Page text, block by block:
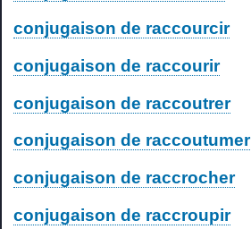
conjugaison de raccourcir
conjugaison de raccourir
conjugaison de raccoutrer
conjugaison de raccoutumer
conjugaison de raccrocher
conjugaison de raccroupir